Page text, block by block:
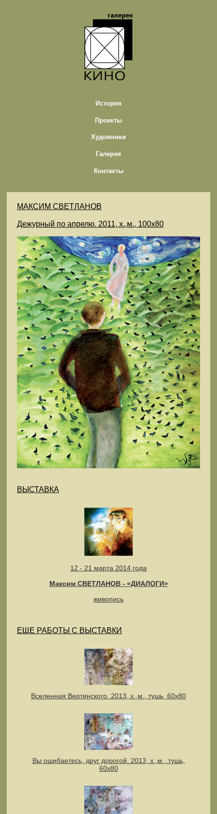
История
Проекты
Художники
Галерея
Контакты
МАКСИМ СВЕТЛАНОВ
Дежурный по апрелю. 2011, х.,м., 100х80
ВЫСТАВКА
12 - 21 марта 2014 года
Максим СВЕТЛАНОВ - «ДИАЛОГИ»
живопись
ЕЩЕ РАБОТЫ С ВЫСТАВКИ
Вселенная Вертинского. 2013, х.,м., тушь, 60х80
Вы ошибаетесь, друг дорогой. 2013, х.,м., тушь,
60х80